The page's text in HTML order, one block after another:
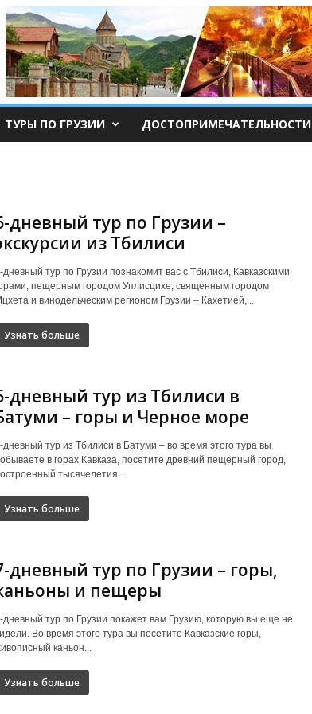
ТУРЫ ПО ГРУЗИИ ДОСТОПРИМЕЧАТЕЛЬНОСТИ
дневный тур по Грузии –
из Тбилиси
дневный тур по Грузии познакомит вас с Тбилиси, Кавказскими
пещерным городом Уплисцихе, священным городом
и винодельческим регионом Грузии – Кахетией,...
Узнать больше
дневный тур из Тбилиси в
– горы и Черное море
дневный тур из Тбилиси в Батуми – во время этого тура вы
в горах Кавказа, посетите древний пещерный город,
тысячелетия...
Узнать больше
дневный тур по Грузии – горы,
и пещеры
дневный тур по Грузии покажет вам Грузию, которую вы еще не
Во время этого тура вы посетите Кавказские горы,
каньон...
Узнать больше